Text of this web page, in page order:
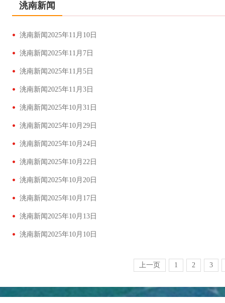
洮南新闻
洮南新闻2025年11月10日
洮南新闻2025年11月7日
洮南新闻2025年11月5日
洮南新闻2025年11月3日
洮南新闻2025年10月31日
洮南新闻2025年10月29日
洮南新闻2025年10月24日
洮南新闻2025年10月22日
洮南新闻2025年10月20日
洮南新闻2025年10月17日
洮南新闻2025年10月13日
洮南新闻2025年10月10日
上一页 1 2 3